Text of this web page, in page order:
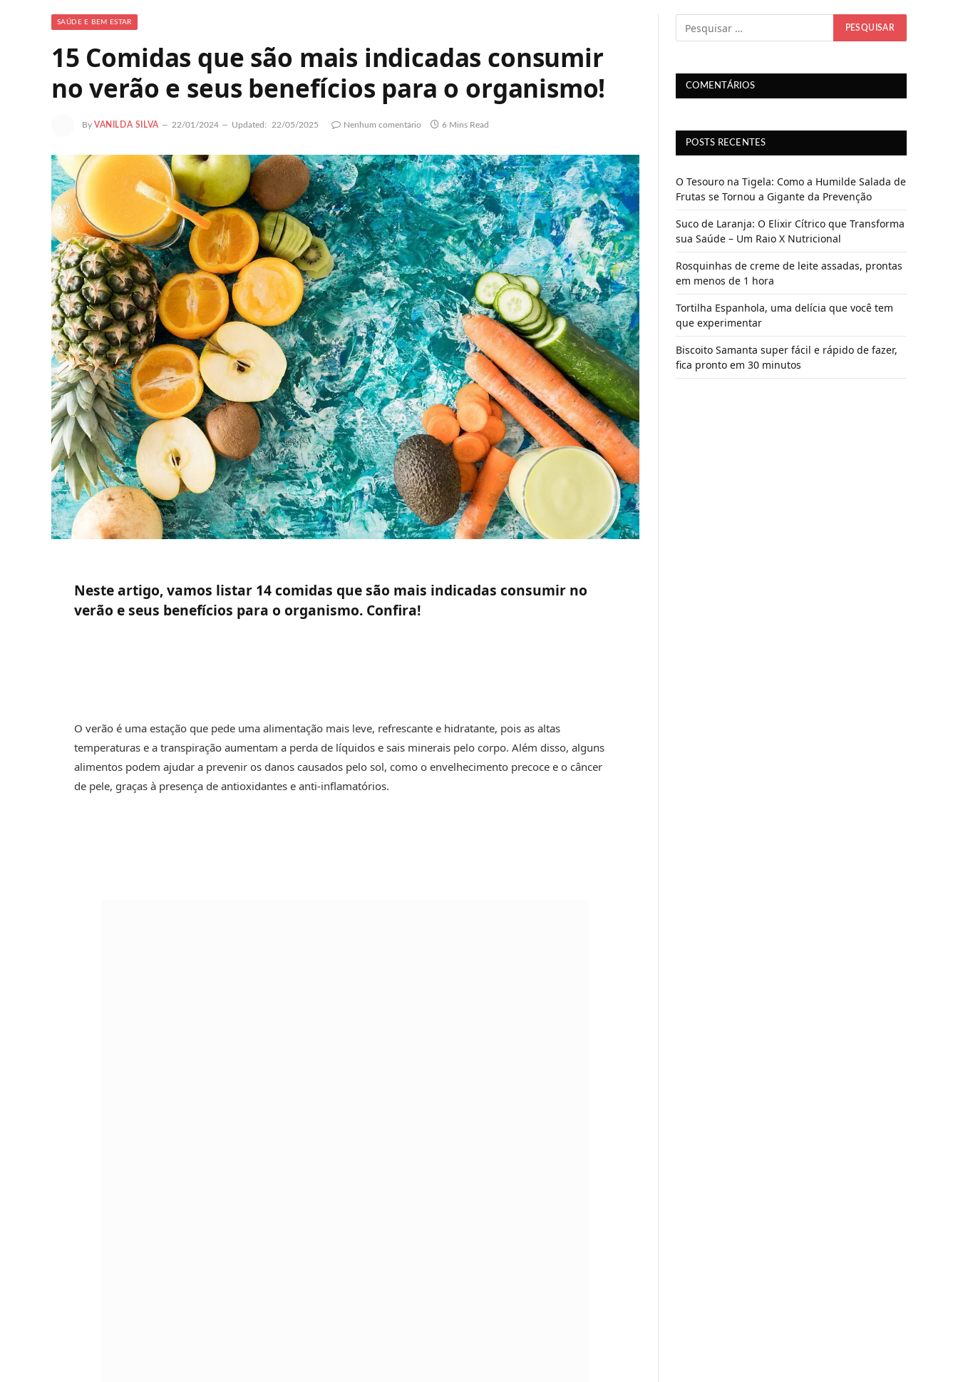
SAÚDE E BEM ESTAR
15 Comidas que são mais indicadas consumir
no verão e seus benefícios para o organismo!
By VANILDA SILVA 22/01/2024 Updated: 22/05/2025 Nenhum comentário 6 Mins Read
Neste artigo, vamos listar 14 comidas que são mais indicadas consumir no
verão e seus benefícios para o organismo. Confira!
O verão é uma estação que pede uma alimentação mais leve, refrescante e hidratante, pois as altas
temperaturas e a transpiração aumentam a perda de líquidos e sais minerais pelo corpo. Além disso, alguns
alimentos podem ajudar a prevenir os danos causados pelo sol, como o envelhecimento precoce e o câncer
de pele, graças à presença de antioxidantes e anti-inflamatórios.
COMENTÁRIOS
POSTS RECENTES
O Tesouro na Tigela: Como a Humilde Salada de
Frutas se Tornou a Gigante da Prevenção
Suco de Laranja: O Elixir Cítrico que Transforma
sua Saúde – Um Raio X Nutricional
Rosquinhas de creme de leite assadas, prontas
em menos de 1 hora
Tortilha Espanhola, uma delícia que você tem
que experimentar
Biscoito Samanta super fácil e rápido de fazer,
fica pronto em 30 minutos